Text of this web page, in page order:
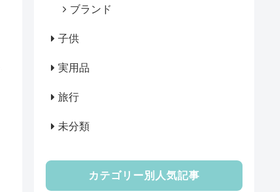
ブランド
子供
実用品
旅行
未分類
カテゴリー別人気記事